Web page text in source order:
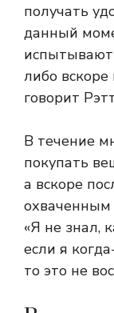
получать
данный
либо
говорит
В течение
покупать
а вскоре
охваченным
«Я не знал,
если я
то это не